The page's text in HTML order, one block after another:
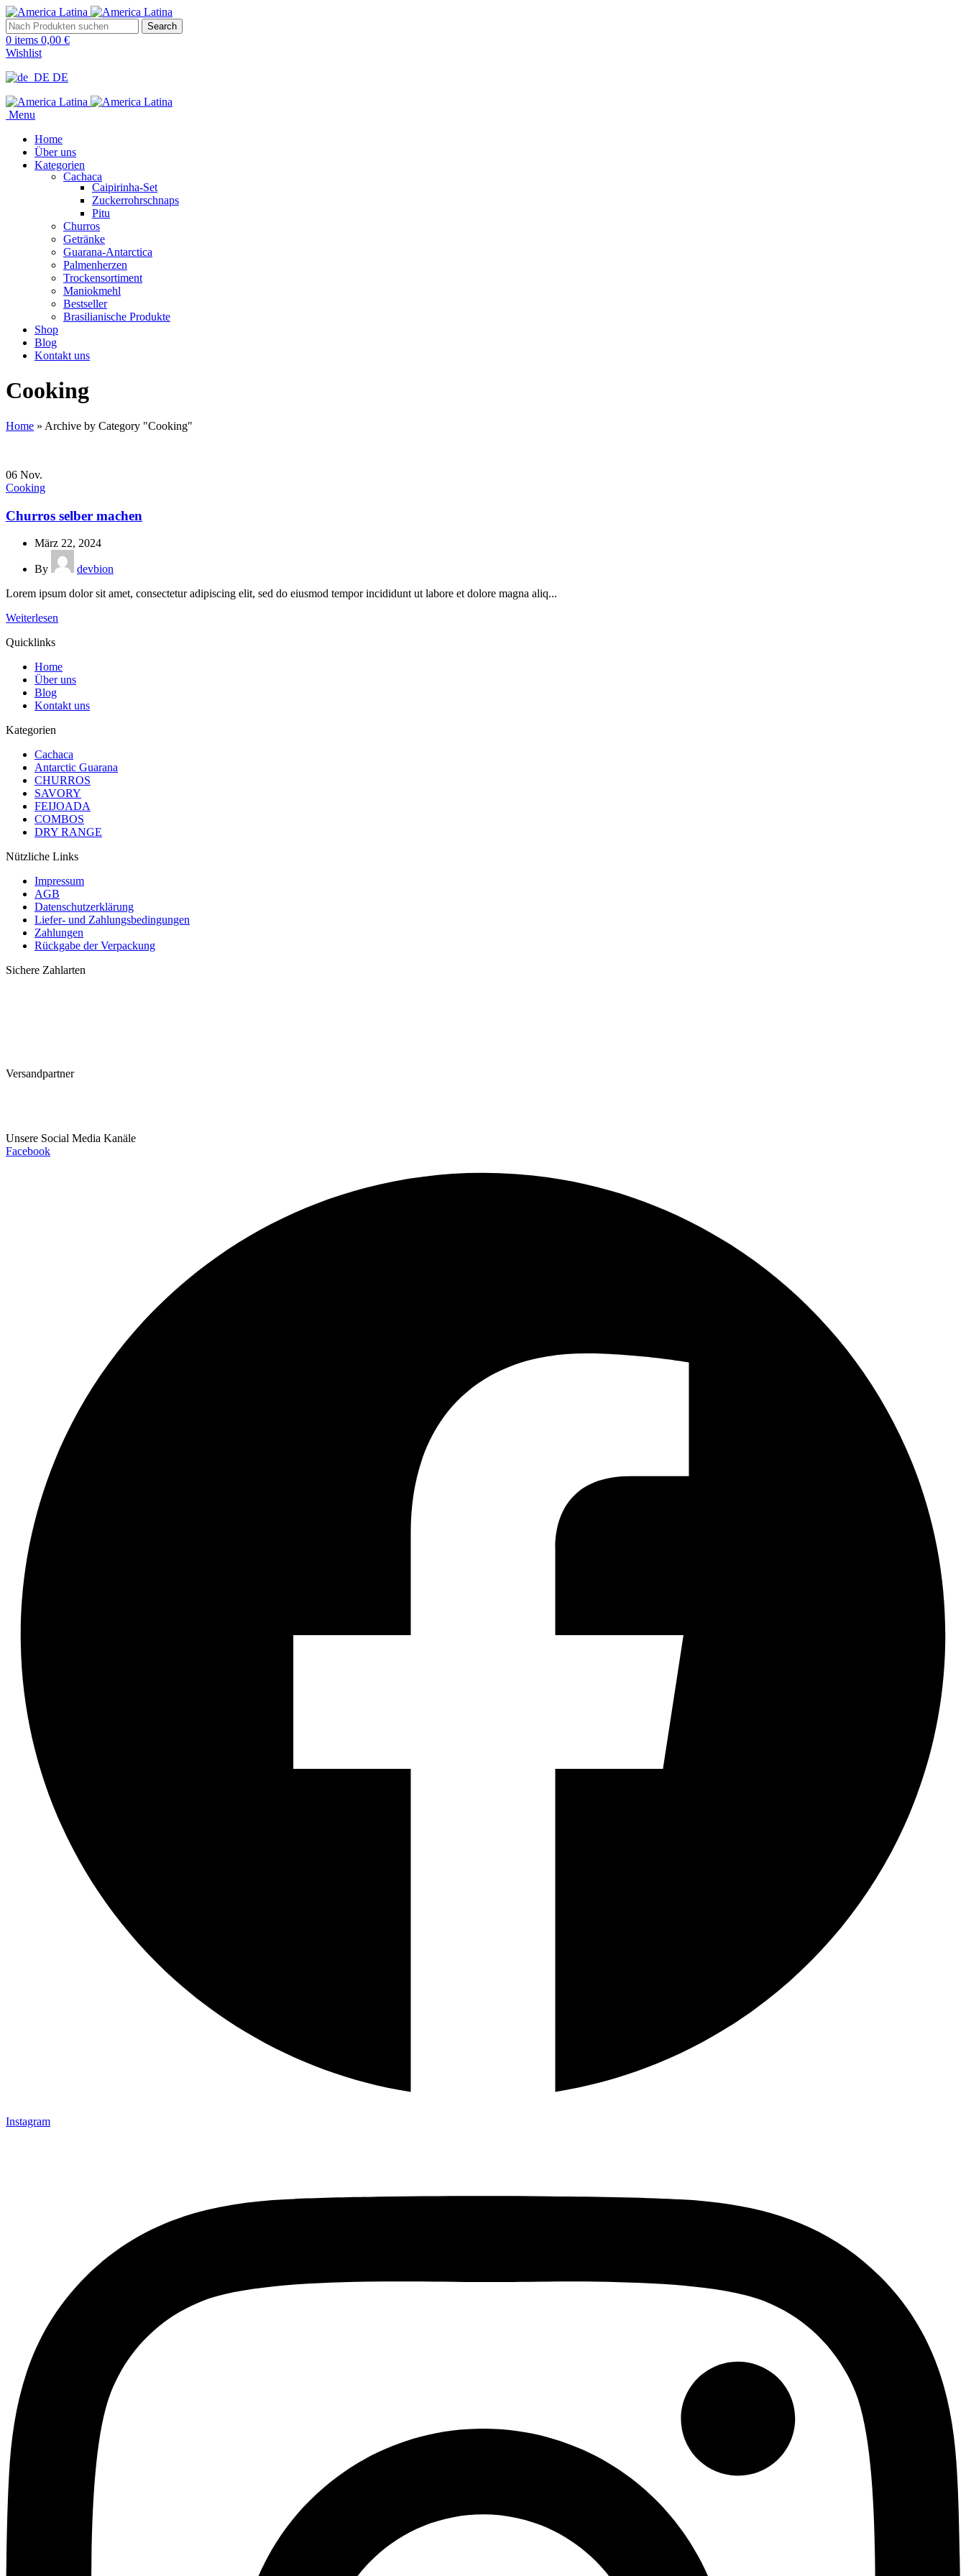
Search
0 items 0,00 €
Wishlist
DE
Menu
Home
Über uns
Kategorien
Cachaca
Caipirinha-Set
Zuckerrohrschnaps
Pitu
Churros
Getränke
Guarana-Antarctica
Palmenherzen
Trockensortiment
Maniokmehl
Bestseller
Brasilianische Produkte
Shop
Blog
Kontakt uns
Cooking
Home » Archive by Category "Cooking"
06 Nov.
Cooking
Churros selber machen
März 22, 2024
By
devbion
Lorem ipsum dolor sit amet, consectetur adipiscing elit, sed do eiusmod tempor incididunt ut labore et dolore magna aliq...
Weiterlesen
Quicklinks
Home
Über uns
Blog
Kontakt uns
Kategorien
Cachaca
Antarctic Guarana
CHURROS
SAVORY
FEIJOADA
COMBOS
DRY RANGE
Nützliche Links
Impressum
AGB
Datenschutzerklärung
Liefer- und Zahlungsbedingungen
Zahlungen
Rückgabe der Verpackung
Sichere Zahlarten
Versandpartner
Unsere Social Media Kanäle
Facebook
Instagram